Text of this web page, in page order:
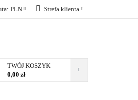
PLN Strefa klienta
Dodaj zgłoszenie
Zgody cookies
TWÓJ KOSZYK
0,00 zł